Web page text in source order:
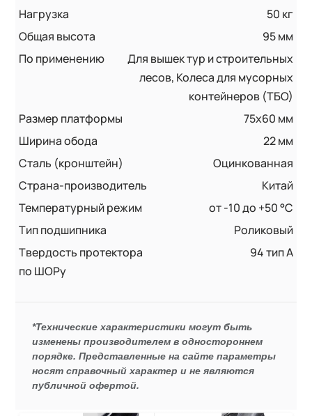
Нагрузка
50 кг
Общая высота
95 мм
По применению
Для вышек тур и строительных
лесов, Колеса для мусорных
контейнеров (ТБО)
Размер платформы
75x60 мм
Ширина обода
22 мм
Сталь (кронштейн)
Оцинкованная
Страна-производитель
Китай
Температурный режим
от -10 до +50 °С
Тип подшипника
Роликовый
Твердость протектора
по ШОРу
94 тип А
*Технические характеристики могут быть
изменены производителем в одностороннем
порядке. Представленные на сайте параметры
носят справочный характер и не являются
публичной офертой.